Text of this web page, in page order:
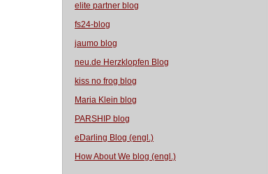
elite partner blog
fs24-blog
jaumo blog
neu.de Herzklopfen Blog
kiss no frog blog
Maria Klein blog
PARSHIP blog
eDarling Blog (engl.)
How About We blog (engl.)